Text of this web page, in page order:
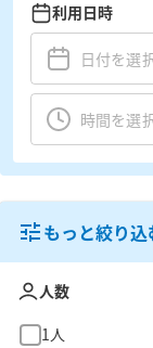
利用日時
もっと絞り込
人数
1人